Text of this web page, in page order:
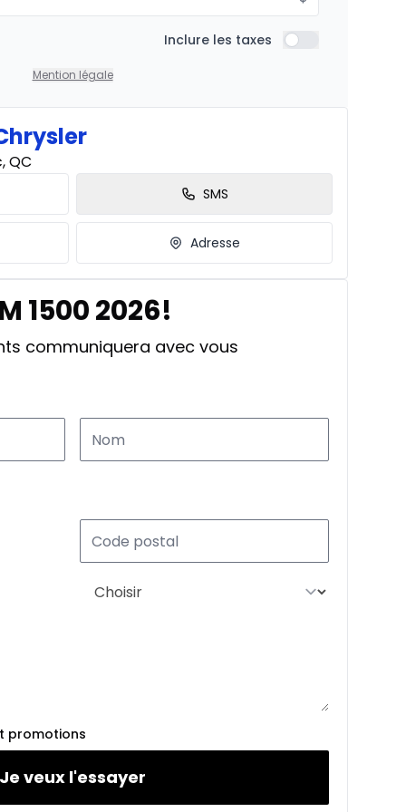
À partir de :
360 $/Sem.
À partir de :
266$/Sem.
Inclure les taxes Inclure les taxes
Mention légale
QC
SMS
Adresse
1500 2026!
communiquera avec vous
promotions
Je veux l'essayer